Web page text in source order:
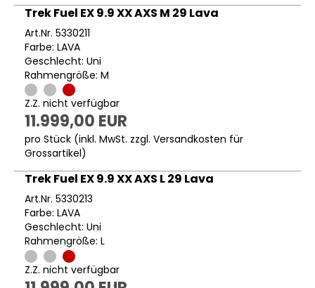
Trek Fuel EX 9.9 XX AXS M 29 Lava
Art.Nr. 5330211
Farbe: LAVA
Geschlecht: Uni
Rahmengröße: M
Z.Z. nicht verfügbar
11.999,00 EUR
pro Stück (inkl. MwSt. zzgl. Versandkosten für
Grossartikel)
Trek Fuel EX 9.9 XX AXS L 29 Lava
Art.Nr. 5330213
Farbe: LAVA
Geschlecht: Uni
Rahmengröße: L
Z.Z. nicht verfügbar